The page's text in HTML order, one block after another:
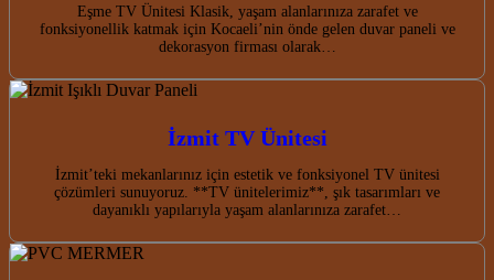
Eşme TV Ünitesi Klasik, yaşam alanlarınıza zarafet ve
fonksiyonellik katmak için Kocaeli’nin önde gelen duvar paneli ve
dekorasyon firması olarak…
İzmit TV Ünitesi
İzmit’teki mekanlarınız için estetik ve fonksiyonel TV ünitesi
çözümleri sunuyoruz. **TV ünitelerimiz**, şık tasarımları ve
dayanıklı yapılarıyla yaşam alanlarınıza zarafet…